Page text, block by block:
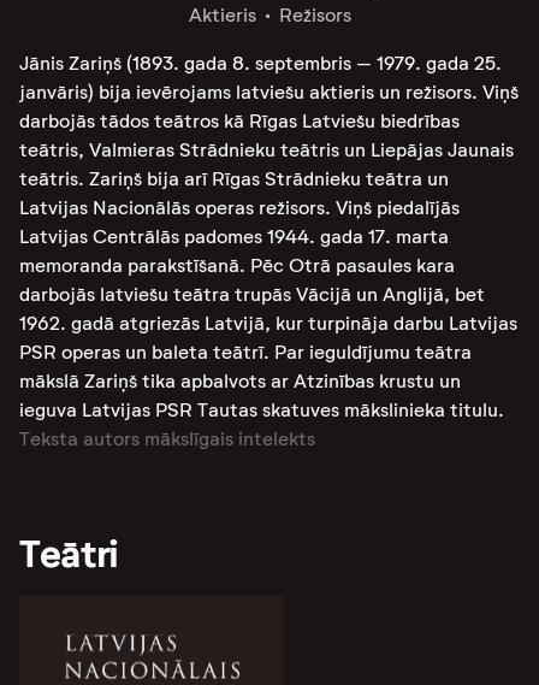
Aktieris Režisors
Jānis Zariņš (1893. gada 8. septembris – 1979. gada 25.
janvāris) bija ievērojams latviešu aktieris un režisors. Viņš
darbojās tādos teātros kā Rīgas Latviešu biedrības
teātris, Valmieras Strādnieku teātris un Liepājas Jaunais
teātris. Zariņš bija arī Rīgas Strādnieku teātra un
Latvijas Nacionālās operas režisors. Viņš piedalījās
Latvijas Centrālās padomes 1944. gada 17. marta
memoranda parakstīšanā. Pēc Otrā pasaules kara
darbojās latviešu teātra trupās Vācijā un Anglijā, bet
1962. gadā atgriezās Latvijā, kur turpināja darbu Latvijas
PSR operas un baleta teātrī. Par ieguldījumu teātra
mākslā Zariņš tika apbalvots ar Atzinības krustu un
ieguva Latvijas PSR Tautas skatuves mākslinieka titulu.
Teksta autors mākslīgais intelekts
Teātri